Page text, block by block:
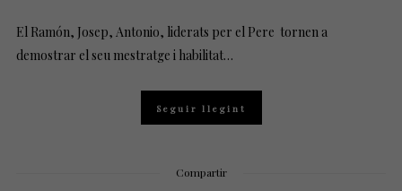
El Ramón, Josep, Antonio, liderats per el Pere tornen a
demostrar el seu mestratge i habilitat…
Seguir llegint
Compartir